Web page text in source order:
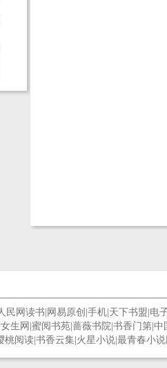
民网读书 网易原创 手机 天下书盟 电
生网 蜜阅书苑 蔷薇书院 书香门第 中
桃阅读 书香云集 火星小说 最青春小